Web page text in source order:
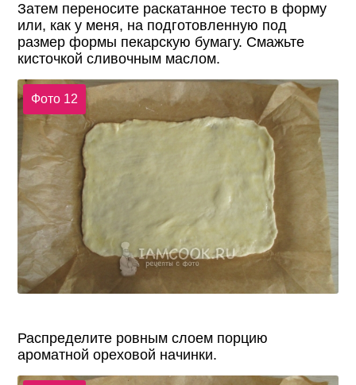
Затем переносите раскатанное тесто в форму
или, как у меня, на подготовленную под
размер формы пекарскую бумагу. Смажьте
кисточкой сливочным маслом.
Фото 12
Распределите ровным слоем порцию
ароматной ореховой начинки.